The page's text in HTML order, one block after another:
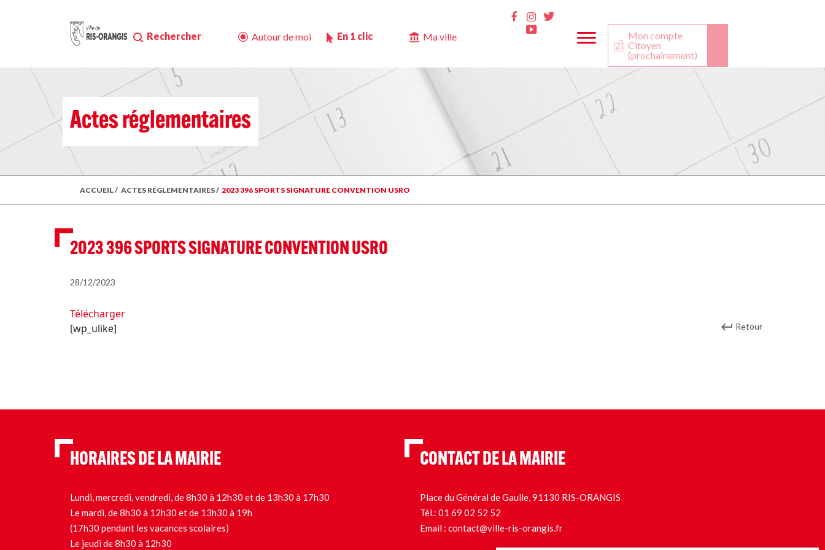
Rechercher Autour de moi En 1 clic Ma ville
Facebook
InstaTwitter
Youtube
Mon compte
Citoyen
(prochainement)
Actes réglementaires
ACCUEIL/ ACTES RÉGLEMENTAIRES/ 2023 396 SPORTS SIGNATURE CONVENTION USRO
2023 396 SPORTS SIGNATURE CONVENTION USRO
28/12/2023
Télécharger
[wp_ulike]
Retour
HORAIRES DE LA MAIRIE
Lundi, mercredi, vendredi, de 8h30 à 12h30 et de 13h30 à 17h30
Le mardi, de 8h30 à 12h30 et de 13h30 à 19h
(17h30 pendant les vacances scolaires)
Le jeudi de 8h30 à 12h30
CONTACT DE LA MAIRIE
Place du Général de Gaulle, 91130 RIS-ORANGIS
Tél.: 01 69 02 52 52
Email : contact@ville-ris-orangis.fr